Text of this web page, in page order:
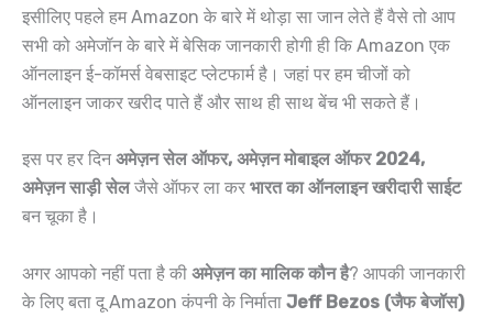
इसीलिए पहले हम Amazon के बारे में थोड़ा सा जान लेते हैं वैसे तो आप
सभी को अमेजॉन के बारे में बेसिक जानकारी होगी ही कि Amazon एक
ऑनलाइन ई-कॉमर्स वेबसाइट प्लेटफार्म है। जहां पर हम चीजों को
ऑनलाइन जाकर खरीद पाते हैं और साथ ही साथ बेंच भी सकते हैं।
इस पर हर दिनअमेज़न सेल ऑफर, अमेज़न मोबाइल ऑफर 2024,
अमेज़न साड़ी सेलजैसे ऑफर ला कर भारत का ऑनलाइन खरीदारी साईट
बन चूका है।
अगर आपको नहीं पता है की अमेज़न का मालिक कौन है? आपकी जानकारी
के लिए बता दू Amazon कंपनी के निर्माता Jeff Bezos (जैफ बेजॉस)